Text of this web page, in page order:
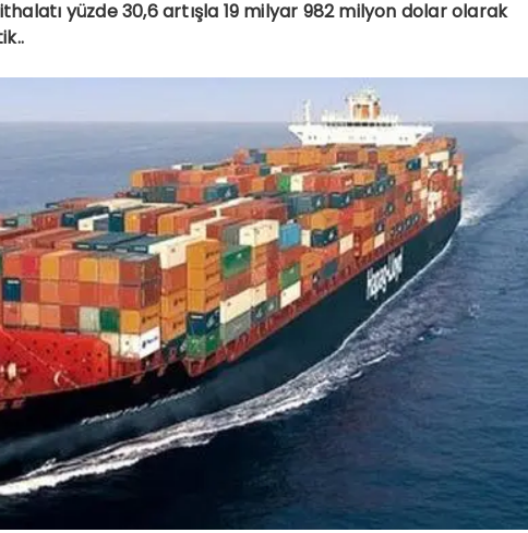
yüzde 30,6 artışla 19 milyar 982 milyon dolar olarak